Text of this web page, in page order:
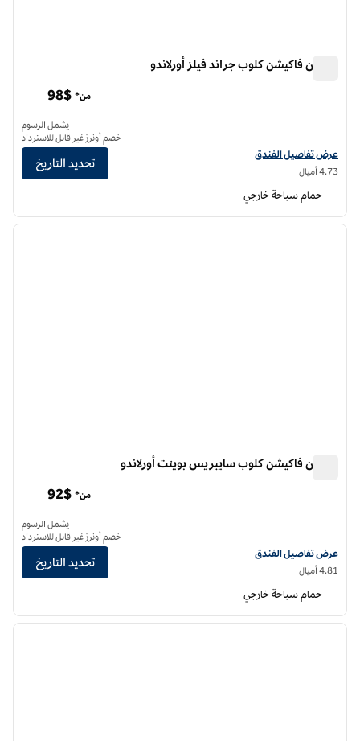
هيلتون فاكيشن كلوب جراند فيلز أورلاندو
عرض تفاصيل الفندق هيلتون فاكيشن كلوب جراند فيلز أورلاندو
عرض تفاصيل الفندق
4.73 أميال
من* 98$
يشمل الرسوم
خصم أونرز غير قابل للاسترداد
تحديد التاريخ
حمام سباحة خارجي
1 من 12
الصورة
هيلتون فاكيشن كلوب سايبريس بوينت أورلاندو
عرض تفاصيل الفندق لفندق هيلتون فاكيشن كلوب سايبريس بوينت أورلاندو
عرض تفاصيل الفندق
4.81 أميال
من* 92$
يشمل الرسوم
خصم أونرز غير قابل للاسترداد
تحديد التاريخ
حمام سباحة خارجي
1 من 12
الصورة